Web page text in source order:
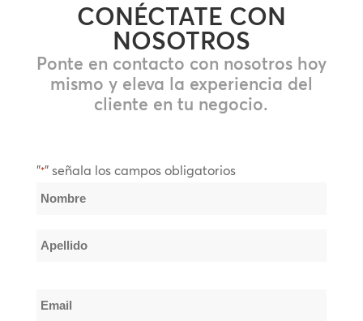
CONÉCTATE CON
NOSOTROS
Ponte en contacto con nosotros hoy
mismo y eleva la experiencia del
cliente en tu negocio.
"*" señala los campos obligatorios
Nombre
Nombre
Email